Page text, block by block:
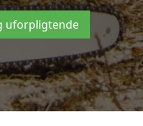
uforpligtende